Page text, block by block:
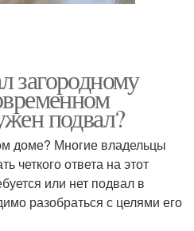
загородному
подвал?
доме? Многие владельцы
четкого ответа на этот
или нет подвал в
разобраться с целями его